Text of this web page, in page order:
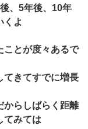
、5年後、10年
くよ
ことが度々あるで
てきてすでに増長
からしばらく距離
てみては